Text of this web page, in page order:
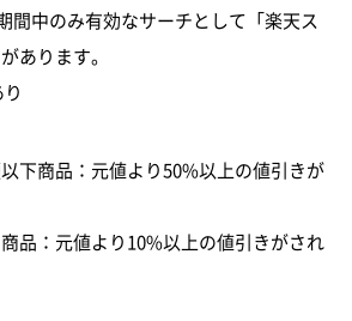
間中のみ有効なサーチとして「楽天ス
あります。
以下商品：元値より50%以上の値引きが
商品：元値より10%以上の値引きがされ